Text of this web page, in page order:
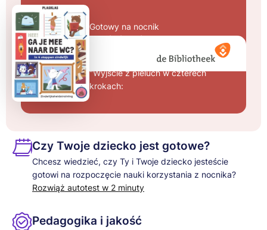
Gotowy na nocnik
Hej, idziesz ze mną
do toalety?
"Wyjście z pieluch w czterech
krokach:
Czy Twoje dziecko jest gotowe?
Chcesz wiedzieć, czy Ty i Twoje dziecko jesteście
gotowi na rozpoczęcie nauki korzystania z nocnika?
Rozwiąż autotest w 2 minuty
Pedagogika i jakość